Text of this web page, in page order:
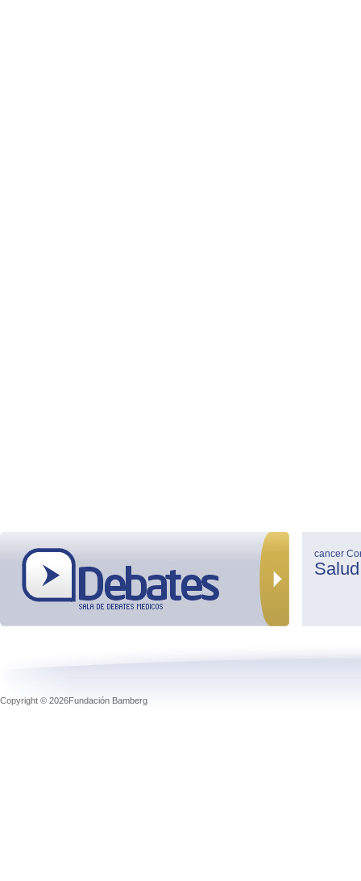
cancer
Salud
Copyright © 2026Fundación Bamberg